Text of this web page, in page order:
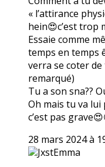
« l’attirance
hein😍c’est trop
Essaie comme
temps en temps
verra se coter de
remarqué)
Tu a son sna??
Oh mais tu va lui
c’est pas
28 mars 2024 à
JxstEmma